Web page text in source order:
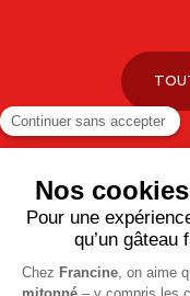
Pour votre santé,
d’infos